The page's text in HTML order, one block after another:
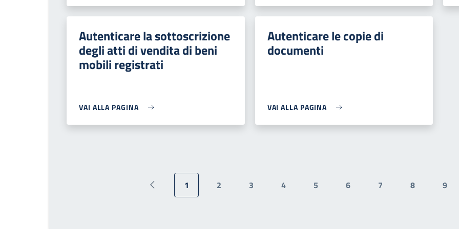
Autenticare la sottoscrizione
degli atti di vendita di beni
mobili registrati
VAI ALLA PAGINA
Autenticare le copie di
documenti
VAI ALLA PAGINA
Pagina precedente
Pagina attuale
1
Pagina
2
Pagina
3
Pagina
4
Pagina
5
Pagina
6
Pagina
7
Pagina
8 9